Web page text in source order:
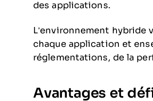
des applications.
L’environnement
chaque application et
réglementations, de la
Avantages et